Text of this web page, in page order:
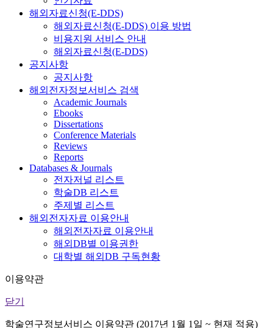
해외자료신청(E-DDS)
해외자료신청(E-DDS) 이용 방법
비용지원 서비스 안내
해외자료신청(E-DDS)
공지사항
공지사항
해외전자정보서비스 검색
Academic Journals
Ebooks
Dissertations
Conference Materials
Reviews
Reports
Databases & Journals
전자저널 리스트
학술DB 리스트
주제별 리스트
해외전자자료 이용안내
해외전자자료 이용안내
해외DB별 이용권한
대학별 해외DB 구독현황
이용약관
닫기
학술연구정보서비스 이용약관 (2017년 1월 1일 ~ 현재 적용)